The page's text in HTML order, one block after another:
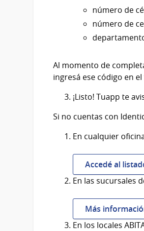
número de
número de
Al momento de
ingresá ese código en
¡Listo! Tuapp te
Si no cuentas con
En cualquier
Accedé al
En las sucursales
Más
En los locales